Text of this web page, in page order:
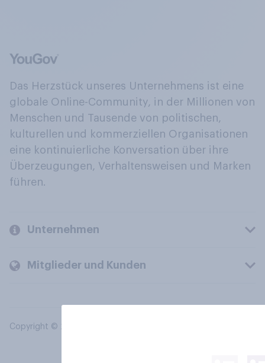
Das Herzstück unseres Unternehmens ist eine
globale Online-Community, in der Millionen von
Menschen und Tausende von politischen,
kulturellen und kommerziellen Organisationen
eine kontinuierliche Konversation über ihre
Überzeugungen, Verhaltensweisen und Marken
führen.
Unternehmen
Mitglieder und Kunden
Copyright © 2026 YouGov PLC. Alle Rechte vorbehalten.